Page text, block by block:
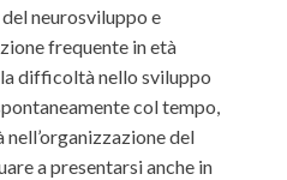
neurosviluppo e
frequente in età
difficoltà nello sviluppo
col tempo,
del
a presentarsi anche in